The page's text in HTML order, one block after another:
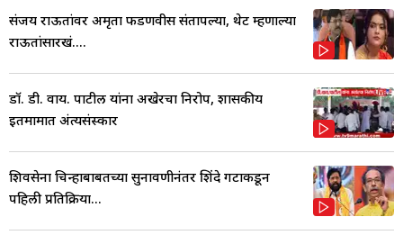
संजय राऊतांवर अमृता फडणवीस संतापल्या, थेट म्हणाल्या
राऊतांसारखं....
डॉ. डी. वाय. पाटील यांना अखेरचा निरोप, शासकीय
इतमामात अंत्यसंस्कार
शिवसेना चिन्हाबाबतच्या सुनावणीनंतर शिंदे गटाकडून
पहिली प्रतिक्रिया...